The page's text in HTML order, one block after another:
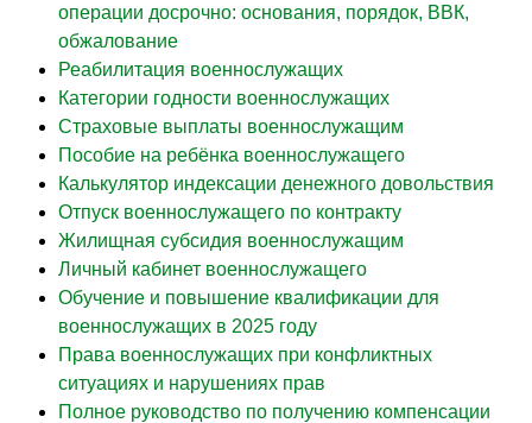
операции досрочно: основания, порядок, ВВК,
обжалование
Реабилитация военнослужащих
Категории годности военнослужащих
Страховые выплаты военнослужащим
Пособие на ребёнка военнослужащего
Калькулятор индексации денежного довольствия
Отпуск военнослужащего по контракту
Жилищная субсидия военнослужащим
Личный кабинет военнослужащего
Обучение и повышение квалификации для
военнослужащих в 2025 году
Права военнослужащих при конфликтных
ситуациях и нарушениях прав
Полное руководство по получению компенсации